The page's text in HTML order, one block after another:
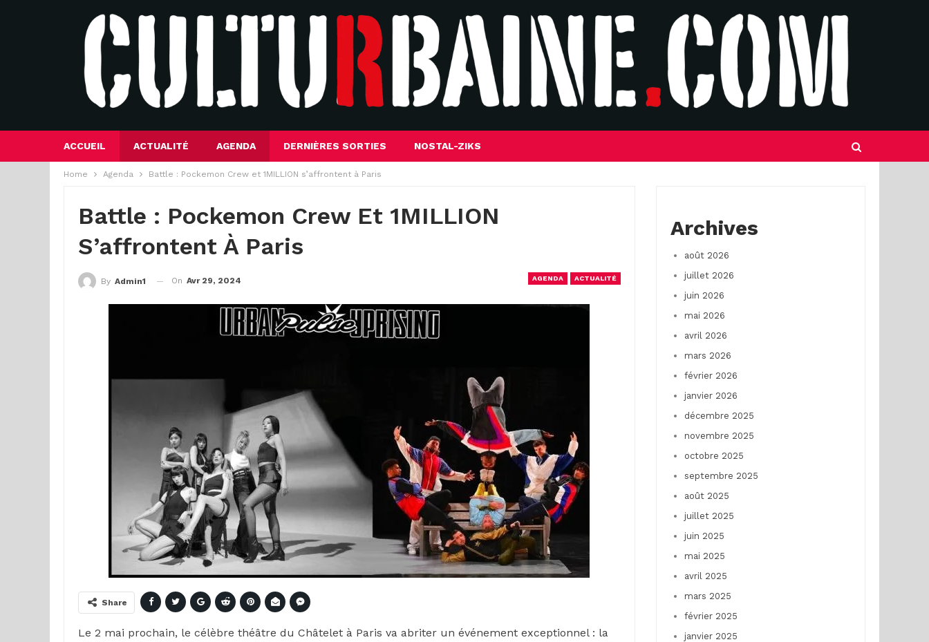
ACCUEIL ACTUALITÉ AGENDA DERNIÈRES SORTIES NOSTAL-ZIKS
Home Agenda Battle : Pockemon Crew et 1MILLION s’affrontent à Paris
Battle : Pockemon Crew Et 1MILLION
S’affrontent À Paris
AGENDA ACTUALITÉ
By Admin1 On Avr 29, 2024
Share
Le 2 mai prochain, le célèbre théâtre du Châtelet à Paris va abriter un événement exceptionnel : la
Archives
août 2026
juillet 2026
juin 2026
mai 2026
avril 2026
mars 2026
février 2026
janvier 2026
décembre 2025
novembre 2025
octobre 2025
septembre 2025
août 2025
juillet 2025
juin 2025
mai 2025
avril 2025
mars 2025
février 2025
janvier 2025